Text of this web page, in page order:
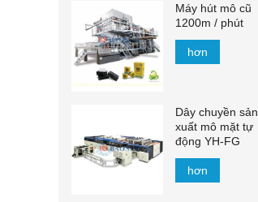
Máy hút mô cũ
1200m / phút
hơn
Dây chuyền sản
xuất mô mặt tự
động YH-FG
hơn